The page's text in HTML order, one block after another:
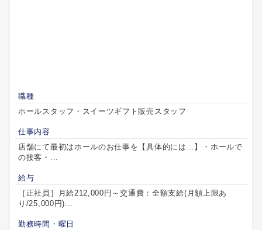
職種
ホールスタッフ・スイーツギフト販売スタッフ
仕事内容
店舗にて最初はホールのお仕事を【具体的には…】・ホールで
の接客・...
給与
［正社員］月給212,000円～交通費：全額支給(月額上限あ
り/25,000円)...
勤務時間・曜日